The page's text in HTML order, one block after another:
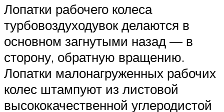
Лопатки рабочего колеса
турбовоздуходувок делаются в
основном загнутыми назад — в
сторону, обратную вращению.
Лопатки малонагруженных рабочих
колес штампуют из листовой
высококачественной углеродистой